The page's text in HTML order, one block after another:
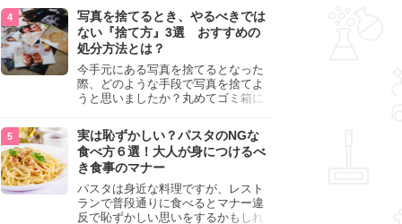
らためて寿司屋でやってはいけない
『NG行為』をチェックしましょう。
写真を捨てるとき、やるべきでは
ない『捨て方』3選 おすすめの
処分方法とは？
今手元にある写真を捨てるとなった
際、どのような手段で写真を捨てよ
うと思いましたか？丸めてゴミ箱に
真は個人情報が詰まっているので、
ただ丸めただけの状態で捨ててしま
うのは危険です。写真にすべきでは
ない捨て方をまとめているので、ぜ
ひチェックしておきましょう。
実は恥ずかしい？パスタのNGな
食べ方６選！大人が身につけるべ
き食事のマナー
パスタは身近な料理ですが、レスト
ランで普段通りに食べるとマナー違
反で恥ずかしい思いをするかもしれ